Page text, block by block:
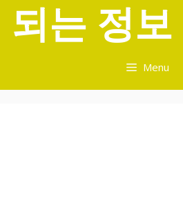
는 정보
Menu